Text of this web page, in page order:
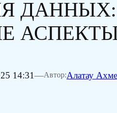
14:31—Автор:Алатау